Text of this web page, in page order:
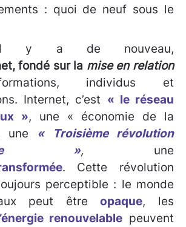
: quoi de neuf sous le
y a de nouveau,
fondé sur la mise en relation
individus et
Internet, c’est « le réseau
», une « économie de la
une « Troisième révolution
», une
. Cette révolution
perceptible : le monde
peut êtreopaque, les
renouvelable peuvent